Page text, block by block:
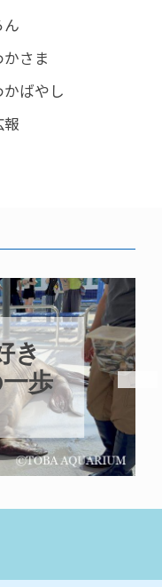
ん
かさま
かばやし
報
き
歩